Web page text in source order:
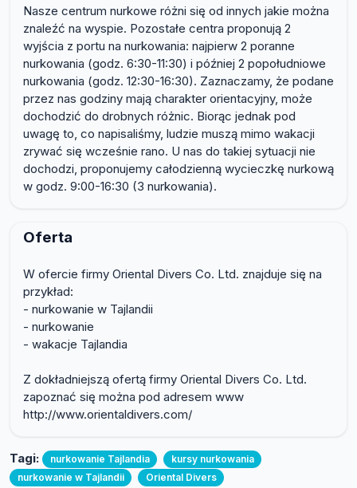
Nasze centrum nurkowe różni się od innych jakie można
znaleźć na wyspie. Pozostałe centra proponują 2
wyjścia z portu na nurkowania: najpierw 2 poranne
nurkowania (godz. 6:30-11:30) i później 2 popołudniowe
nurkowania (godz. 12:30-16:30). Zaznaczamy, że podane
przez nas godziny mają charakter orientacyjny, może
dochodzić do drobnych różnic. Biorąc jednak pod
uwagę to, co napisaliśmy, ludzie muszą mimo wakacji
zrywać się wcześnie rano. U nas do takiej sytuacji nie
dochodzi, proponujemy całodzienną wycieczkę nurkową
w godz. 9:00-16:30 (3 nurkowania).
Oferta
W ofercie firmy Oriental Divers Co. Ltd. znajduje się na
przykład:
- nurkowanie w Tajlandii
- nurkowanie
- wakacje Tajlandia
Z dokładniejszą ofertą firmy Oriental Divers Co. Ltd.
zapoznać się można pod adresem www
http://www.orientaldivers.com/
Tagi: nurkowanie Tajlandia
kursy nurkowania
nurkowanie w Tajlandii
Oriental Divers